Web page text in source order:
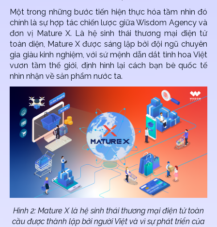
Một trong những bước tiến hiện thực hóa tầm nhìn đó
chính là sự hợp tác chiến lược giữa Wisdom Agency và
đơn vị Mature X. Là hệ sinh thái thương mại điện tử
toàn diện, Mature X được sáng lập bởi đội ngũ chuyên
gia giàu kinh nghiệm, với sứ mệnh dẫn dắt tinh hoa Việt
vươn tầm thế giới, định hình lại cách bạn bè quốc tế
nhìn nhận về sản phẩm nước ta.
Hình 2: Mature X là hệ sinh thái thương mại điện tử toàn
cầu được thành lập bởi người Việt và vì sự phát triển của